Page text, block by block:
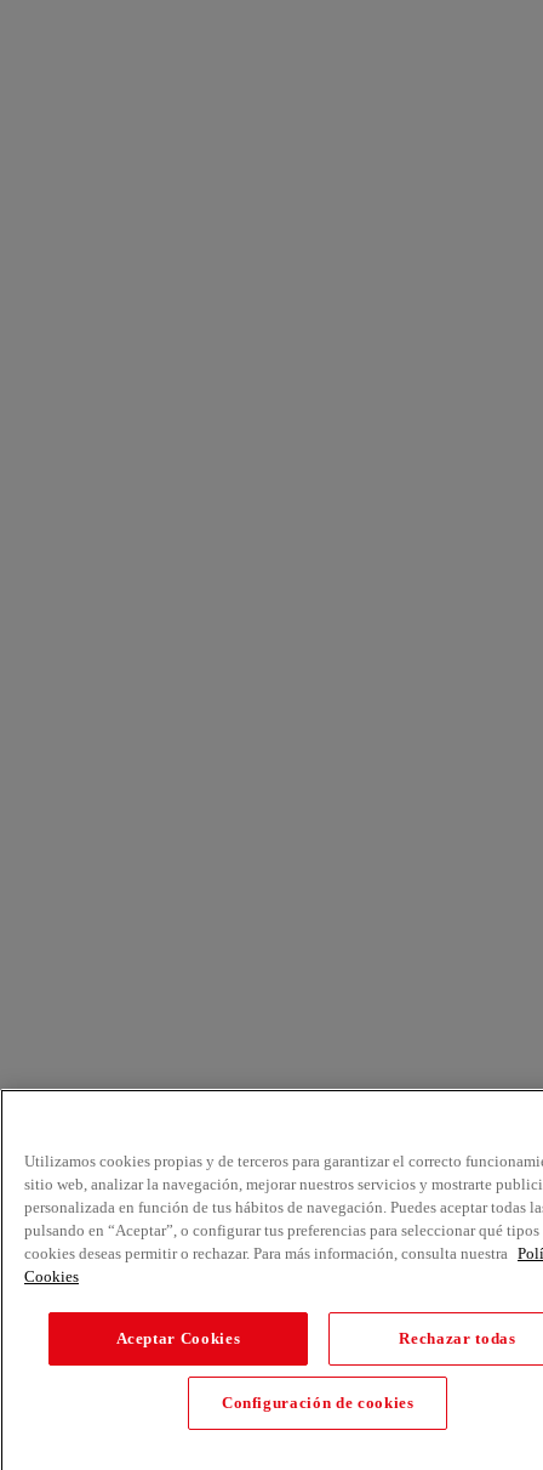
Utilizamos cookies propias y de terceros para garantizar el correcto
sitio web, analizar la navegación, mejorar nuestros servicios y mostrarte
personalizada en función de tus hábitos de navegación. Puedes aceptar todas
pulsando en “Aceptar”, o configurar tus preferencias para seleccionar qué tipos
cookies deseas permitir o rechazar. Para más información, consulta nuestra
Cookies
Aceptar Cookies Rechazar todas
Configuración de cookies